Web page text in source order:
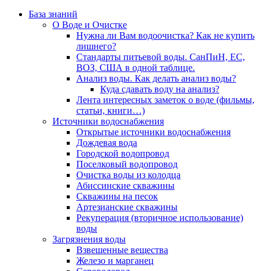
База знаний
О Воде и Очистке
Нужна ли Вам водоочистка? Как не купить
лишнего?
Стандарты питьевой воды. СанПиН, ЕС,
ВОЗ, США в одной таблице.
Анализ воды. Как делать анализ воды?
Куда сдавать воду на анализ?
Лента интересных заметок о воде (фильмы,
статьи, книги…)
Источники водоснабжения
Открытые источники водоснабжения
Дождевая вода
Городской водопровод
Поселковый водопровод
Очистка воды из колодца
Абиссинские скважины
Скважины на песок
Артезианские скважины
Рекуперация (вторичное использование)
воды
Загрязнения воды
Взвешенные вещества
Железо и марганец